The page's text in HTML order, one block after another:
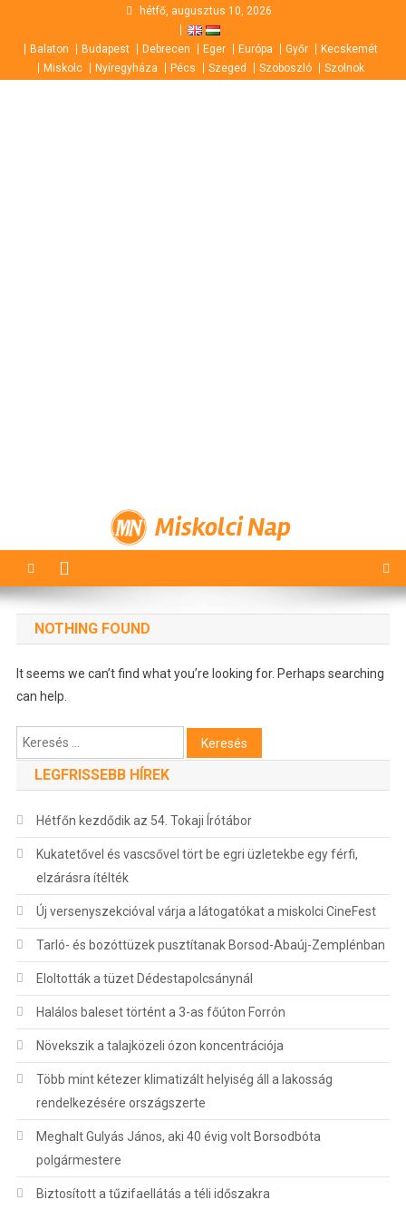
content
hétfő, augusztus 10, 2026
Balaton Budapest Debrecen Eger Európa Győr
Kecskemét
Miskolc
Nyíregyháza Pécs Szeged Szoboszló Szolnok
Miskolci Nap
NOTHING FOUND
It seems we can’t find what you’re looking for. Perhaps searching
can help.
Keresés:
LEGFRISSEBB HÍREK
Hétfőn kezdődik az 54. Tokaji Írótábor
Kukatetővel és vascsővel tört be egri üzletekbe egy férfi,
elzárásra ítélték
Új versenyszekcióval várja a látogatókat a miskolci CineFest
Tarló- és bozóttüzek pusztítanak Borsod-Abaúj-Zemplénban
Eloltották a tüzet Dédestapolcsánynál
Halálos baleset történt a 3-as főúton Forrón
Növekszik a talajközeli ózon koncentrációja
Több mint kétezer klimatizált helyiség áll a lakosság
rendelkezésére országszerte
Meghalt Gulyás János, aki 40 évig volt Borsodbóta
polgármestere
Biztosított a tűzifaellátás a téli időszakra